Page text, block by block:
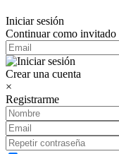
Iniciar sesión
Continuar como invitado
Crear una cuenta
×
Registrarme